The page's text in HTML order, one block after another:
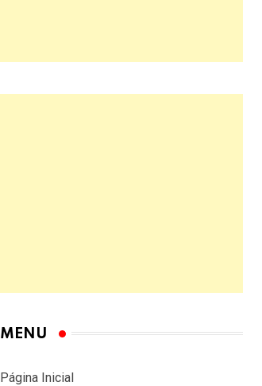
MENU
Página Inicial